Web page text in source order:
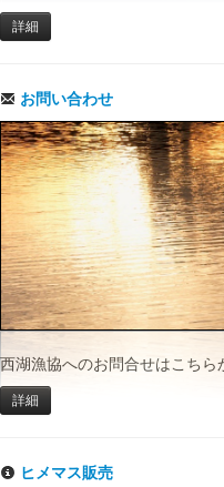
詳細
お問い合わせ
西湖漁協へのお問合せはこちら
詳細
ヒメマス販売